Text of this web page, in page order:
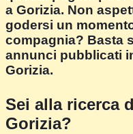
a Gorizia. Non
godersi un
compagnia? Basta
annunci pubblicati
Gorizia.
Sei alla ricerca
Gorizia?